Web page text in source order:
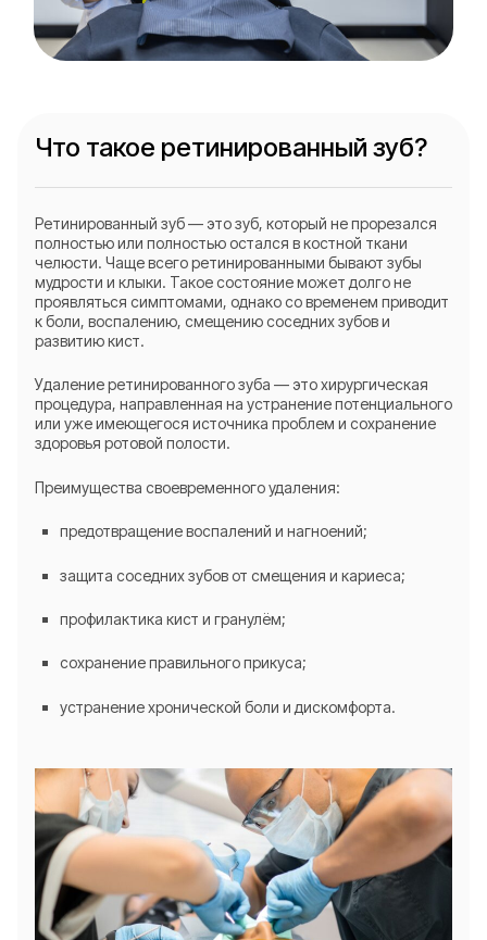
Что такое ретинированный зуб?
Ретинированный зуб — это зуб, который не прорезался
полностью или полностью остался в костной ткани
челюсти. Чаще всего ретинированными бывают зубы
мудрости и клыки. Такое состояние может долго не
проявляться симптомами, однако со временем приводит
к боли, воспалению, смещению соседних зубов и
развитию кист.
Удаление ретинированного зуба — это хирургическая
процедура, направленная на устранение потенциального
или уже имеющегося источника проблем и сохранение
здоровья ротовой полости.
Преимущества своевременного удаления:
предотвращение воспалений и нагноений;
защита соседних зубов от смещения и кариеса;
профилактика кист и гранулём;
сохранение правильного прикуса;
устранение хронической боли и дискомфорта.